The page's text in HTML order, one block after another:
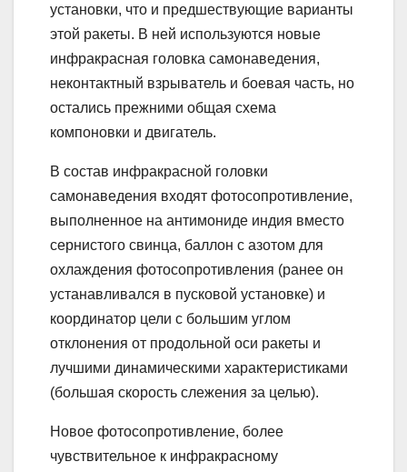
установки, что и предшествующие варианты
этой ракеты. В ней используются новые
инфракрасная головка самонаведения,
неконтактный взрыватель и боевая часть, но
остались прежними общая схема
компоновки и двигатель.
В состав инфракрасной головки
самонаведения входят фотосопротивление,
выполненное на антимониде индия вместо
сернистого свинца, баллон с азотом для
охлаждения фотосопротивления (ранее он
устанавливался в пусковой установке) и
координатор цели с большим углом
отклонения от продольной оси ракеты и
лучшими динамическими характеристиками
(большая скорость слежения за целью).
Новое фотосопротивление, более
чувствительное к инфракрасному